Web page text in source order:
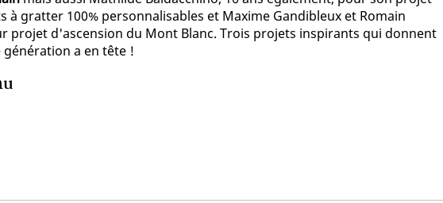
à gratter 100% personnalisables et Maxime Gandibleux et Romain
projet d'ascension du Mont Blanc. Trois projets inspirants qui donnent
génération a en tête !